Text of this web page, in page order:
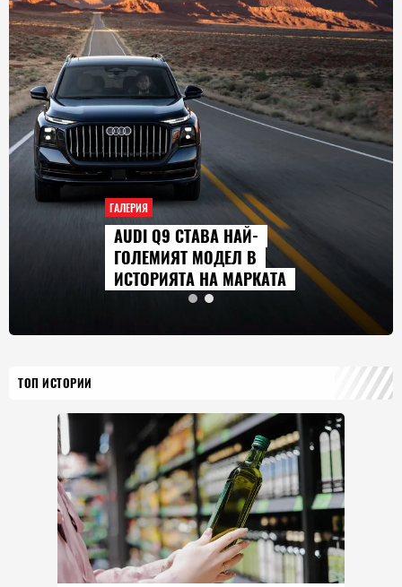
ГАЛЕРИЯ
AUDI Q9 СТАВА НАЙ-
ГОЛЕМИЯТ МОДЕЛ В
ИСТОРИЯТА НА МАРКАТА
ТОП ИСТОРИИ